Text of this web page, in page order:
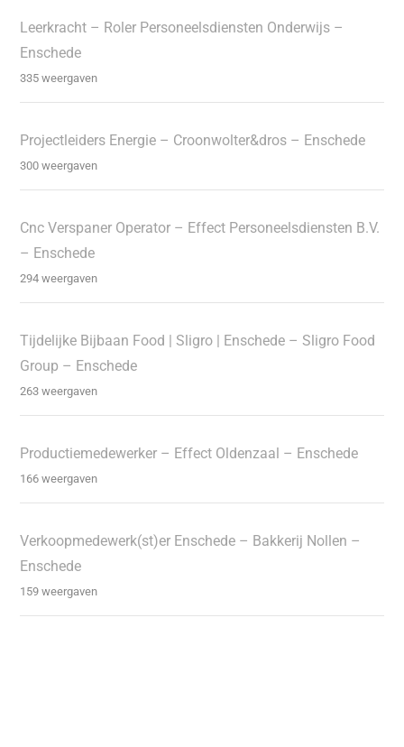
Leerkracht – Roler Personeelsdiensten Onderwijs –
Enschede
335 weergaven
Projectleiders Energie – Croonwolter&dros – Enschede
300 weergaven
Cnc Verspaner Operator – Effect Personeelsdiensten B.V.
– Enschede
294 weergaven
Tijdelijke Bijbaan Food | Sligro | Enschede – Sligro Food
Group – Enschede
263 weergaven
Productiemedewerker – Effect Oldenzaal – Enschede
166 weergaven
Verkoopmedewerk(st)er Enschede – Bakkerij Nollen –
Enschede
159 weergaven